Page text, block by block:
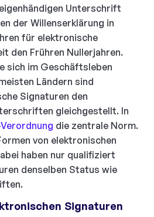
Unterschrift
der Willenserklärung in
für elektronische
den Frühren Nullerjahren.
sich im Geschäftsleben
Ländern sind
Signaturen den
gleichgestellt. In
die zentrale Norm.
von elektronischen
haben nur qualifiziert
denselben Status wie
Signaturen